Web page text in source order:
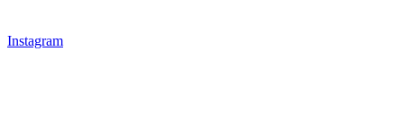
Instagram